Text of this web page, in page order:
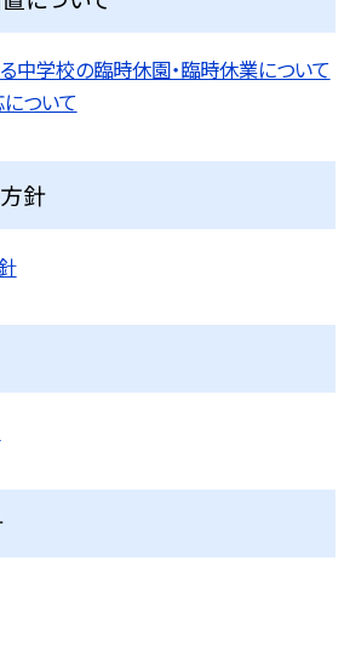
中学校の臨時休園・臨時休業について
ついて
針